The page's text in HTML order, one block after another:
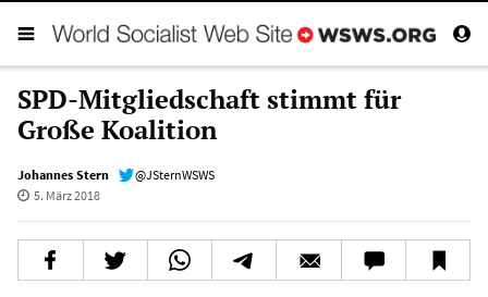
SPD-Mitgliedschaft stimmt für
Große Koalition
Johannes Stern
@JSternWSWS
5. März 2018